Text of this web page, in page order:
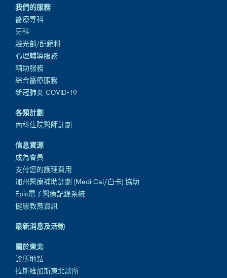
我們的服務
醫療專科
牙科
驗光部/配鏡科
心理輔導服務
輔助服務
綜合醫療服務
新冠肺炎 COVID-19
各類計劃
內科住院醫師計劃
信息資源
成為會員
支付您的護理費用
加州醫療補助計劃 (Medi-Cal/白卡) 協助
Epic電子醫療記錄系統
健康教育資訊
最新消息及活動
關於東北
診所地點
拉斯維加斯東北診所